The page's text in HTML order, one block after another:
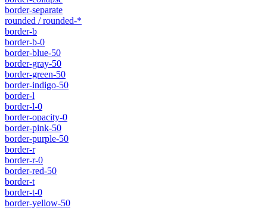
border-separate
rounded / rounded-*
border-b
border-b-0
border-blue-50
border-gray-50
border-green-50
border-indigo-50
border-l
border-l-0
border-opacity-0
border-pink-50
border-purple-50
border-r
border-r-0
border-red-50
border-t
border-t-0
border-yellow-50